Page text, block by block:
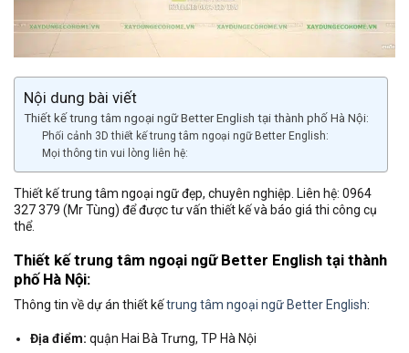
Nội dung bài viết
Thiết kế trung tâm ngoại ngữ Better English tại thành phố Hà Nội:
Phối cảnh 3D thiết kế trung tâm ngoại ngữ Better English:
Mọi thông tin vui lòng liên hệ:
Thiết kế trung tâm ngoại ngữ đẹp, chuyên nghiệp. Liên hệ: 0964
327 379 (Mr Tùng) để được tư vấn thiết kế và báo giá thi công cụ
thể.
Thiết kế trung tâm ngoại ngữ Better English tại thành
phố Hà Nội:
Thông tin về dự án thiết kếtrung tâm ngoại ngữ Better English:
Địa điểm: quận Hai Bà Trưng, TP Hà Nội